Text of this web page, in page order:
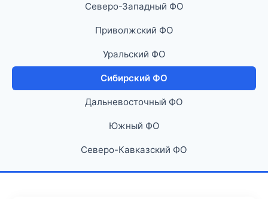
Северо-Западный ФО
Приволжский ФО
Уральский ФО
Сибирский ФО
Дальневосточный ФО
Южный ФО
Северо-Кавказский ФО